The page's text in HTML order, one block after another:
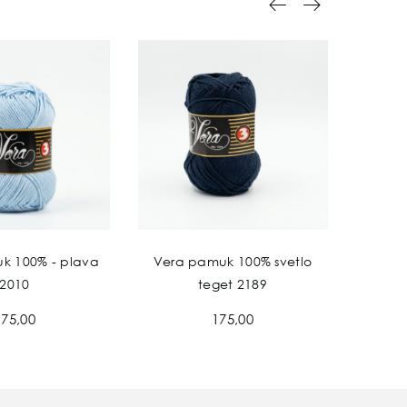
100% - plava
2010
Vera pamuk 100% svetlo
teget 2189
175,00